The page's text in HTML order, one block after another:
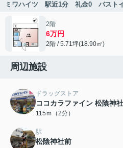
ミワハイツ 駅近1分 礼金0 バスト
2階
6万円
2階 / 5.71坪(18.90㎡)
周辺施設
ドラッグストア
ココカラファイン 松陰神
115ｍ（2分）
駅
松陰神社前